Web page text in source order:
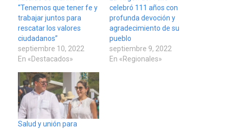
“Tenemos que tener fe y
trabajar juntos para
rescatar los valores
ciudadanos”
septiembre 10, 2022
En «Destacados»
celebró 111 años con
profunda devoción y
agradecimiento de su
pueblo
septiembre 9, 2022
En «Regionales»
Salud y unión para